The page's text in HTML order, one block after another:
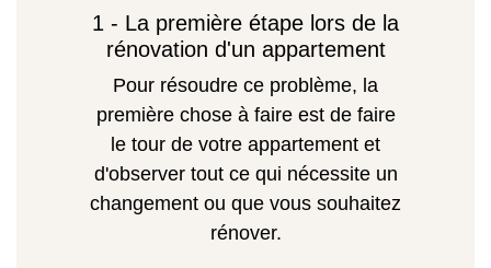
1 - La première étape lors de la
rénovation d'un appartement
Pour résoudre ce problème, la
première chose à faire est de faire
le tour de votre appartement et
d'observer tout ce qui nécessite un
changement ou que vous souhaitez
rénover.